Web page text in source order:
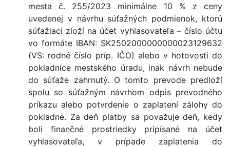
mesta č. 255/2023 minimálne 10 % z ceny
uvedenej v návrhu súťažných podmienok, ktorú
súťažiaci zloží na účet vyhlasovateľa – číslo účtu
vo formáte IBAN: SK25020000000­00023129632
(VS: rodné číslo príp. IČO) alebo v hotovosti do
pokladnice mestského úradu, inak návrh nebude
do súťaže zahrnutý. O tomto prevode predloží
spolu so súťažným návrhom odpis prevodného
príkazu alebo potvrdenie o zaplatení zálohy do
pokladne. Za deň platby sa považuje deň, kedy
boli finančné prostriedky pripísané na účet
vyhlasovateľa, v prípade zaplatenia do